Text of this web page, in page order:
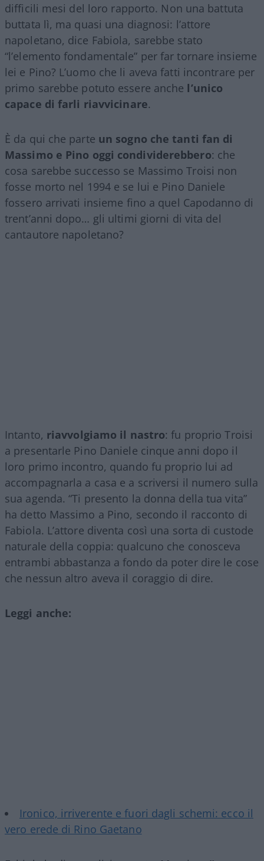
difficili mesi del loro rapporto. Non una battuta
buttata lì, ma quasi una diagnosi: l’attore
napoletano, dice Fabiola, sarebbe stato
“l’elemento fondamentale” per far tornare insieme
lei e Pino? L’uomo che li aveva fatti incontrare per
primo sarebbe potuto essere anche l’unico
capace di farli riavvicinare.
È da qui che parte un sogno che tanti fan di
Massimo e Pino oggi condividerebbero: che
cosa sarebbe successo se Massimo Troisi non
fosse morto nel 1994 e se lui e Pino Daniele
fossero arrivati insieme fino a quel Capodanno di
trent’anni dopo… gli ultimi giorni di vita del
cantautore napoletano?
Intanto, riavvolgiamo il nastro: fu proprio Troisi
a presentarle Pino Daniele cinque anni dopo il
loro primo incontro, quando fu proprio lui ad
accompagnarla a casa e a scriversi il numero sulla
sua agenda. “Ti presento la donna della tua vita”
ha detto Massimo a Pino, secondo il racconto di
Fabiola. L’attore diventa così una sorta di custode
naturale della coppia: qualcuno che conosceva
entrambi abbastanza a fondo da poter dire le cose
che nessun altro aveva il coraggio di dire.
Leggi anche:
Ironico, irriverente e fuori dagli schemi: ecco il
vero erede di Rino Gaetano